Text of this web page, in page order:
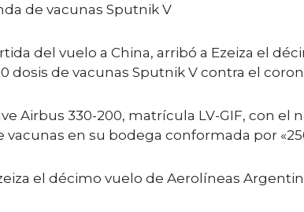
de vacunas Sputnik V
del vuelo a China, arribó a Ezeiza el
dosis de vacunas Sputnik V contra el
Airbus 330-200, matrícula LV-GIF, con el
vacunas en su bodega conformada por
el décimo vuelo de Aerolíneas